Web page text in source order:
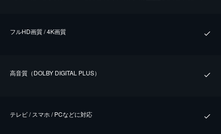
フルHD画質 / 4K画質
⾼⾳質（DOLBY DIGITAL PLUS）
テレビ / スマホ / PCなどに対応